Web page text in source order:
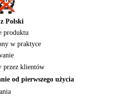
Polski
produktu
w praktyce
przez klientów
od pierwszego użycia